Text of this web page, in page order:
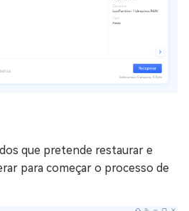
que pretende restaurar e
para começar o processo de